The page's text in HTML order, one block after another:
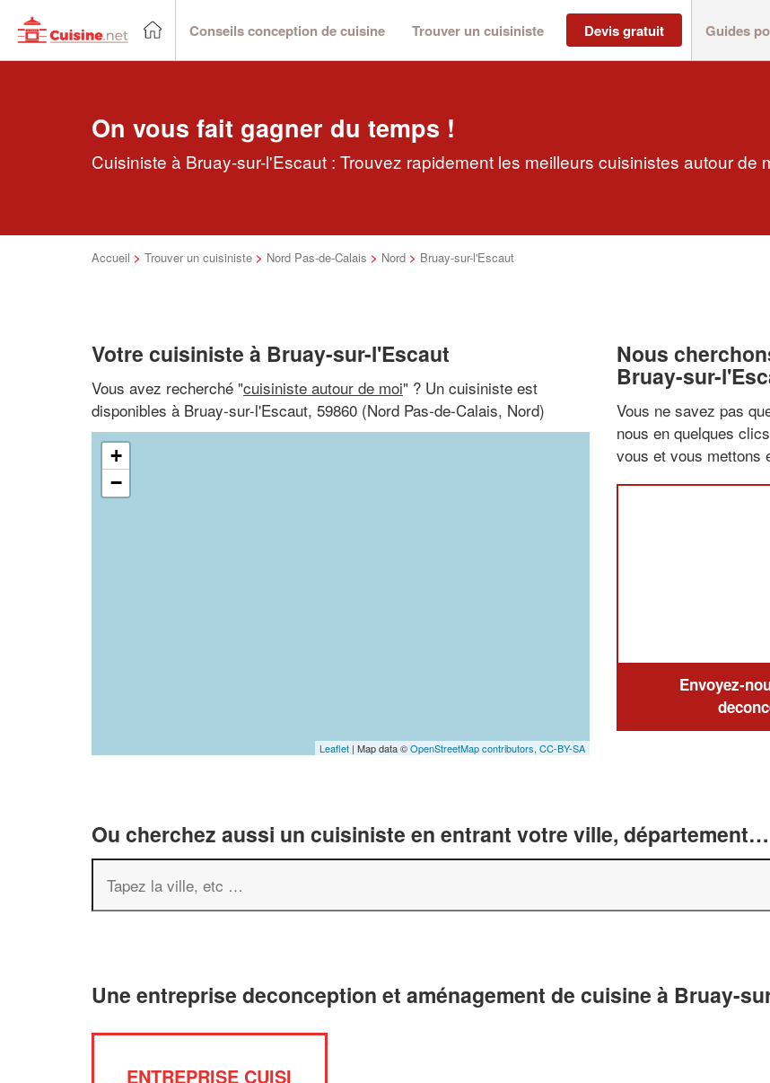
Conseils conception de cuisine Trouver un cuisiniste Devis gratuit Guides
On vous fait gagner du temps !
Cuisiniste à Bruay-sur-l'Escaut : Trouvez rapidement les meilleurs cuisinistes autour de
Accueil > Trouver un cuisiniste > Nord Pas-de-Calais > Nord > Bruay-sur-l'Escaut
Votre cuisiniste à Bruay-sur-l'Escaut
Vous avez recherché "cuisiniste autour de moi" ? Un cuisiniste est
disponibles à Bruay-sur-l'Escaut, 59860 (Nord Pas-de-Calais, Nord)
+
−
Leaflet | Map data ©OpenStreetMap contributors, CC-BY-SA
Nous
Bruay-sur-
Vous ne savez pas
nous en quelques
vous et vous mettons
Envoyez-
Ou cherchez aussi un cuisiniste en entrant votre ville,
Une entreprise deconception et aménagement de cuisine à Bruay-
ENTREPRISE CUISI